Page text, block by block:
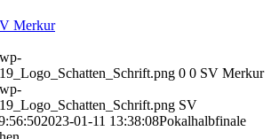
Merkur
0 0 SV Merkur
SV
2023-01-11 13:38:08Pokalhalbfinale